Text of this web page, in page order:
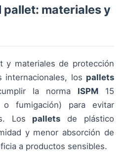
pallet: materiales y
y materiales de protección
internacionales, los pallets
la norma ISPM 15
o fumigación) para evitar
Los pallets de plástico
y menor absorción de
a productos sensibles.